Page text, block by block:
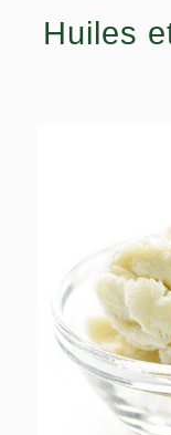
Huiles